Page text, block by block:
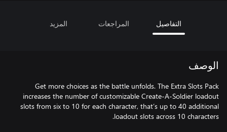
التفاصيل المراجعات المزيد
الوصف
Get more choices as the battle unfolds. The Extra Slots Pack
increases the number of customizable Create-A-Soldier loadout
slots from six to 10 for each character, that’s up to 40 additional
loadout slots across 10 characters.